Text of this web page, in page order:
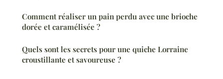
Comment réaliser un pain perdu avec une brioche
dorée et caramélisée ?
Quels sont les secrets pour une quiche Lorraine
croustillante et savoureuse ?